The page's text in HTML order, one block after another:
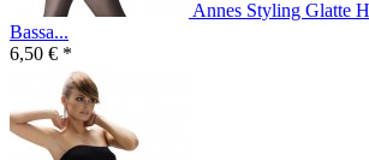
Annes Styling Glatte
Bassa...
6,50 € *